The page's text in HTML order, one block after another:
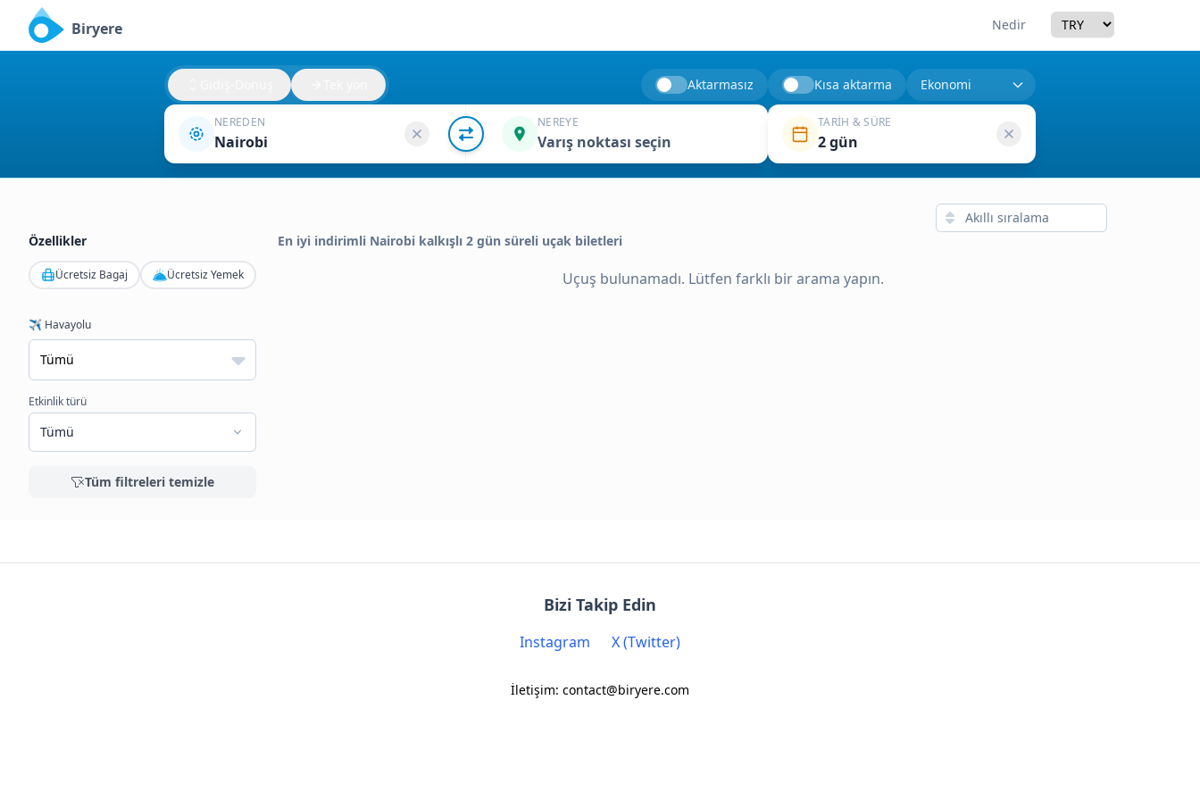
Biryere Nedir Currency
Aktarmasız Kısa aktarma
NEREDEN
Nairobi
NEREYE
Varış noktası seçin
TARIH & SÜRE
2 gün
Özellikler
Ücretsiz Bagaj Ücretsiz Yemek
✈️ Havayolu
Etkinlik türü
Tümü
Tüm filtreleri temizle
En iyi indirimli Nairobi kalkışlı 2 gün süreli uçak biletleri
Uçuş bulunamadı. Lütfen farklı bir arama yapın.
Bizi Takip Edin
Instagram X (Twitter)
İletişim: contact@biryere.com